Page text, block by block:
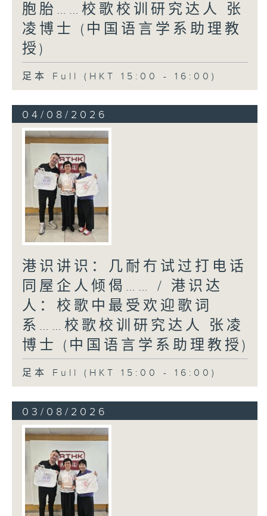
胞胎……校歌校训研究达人 张
凌博士 (中国语言学系助理教
授)
足本 Full (HKT 15:00 - 16:00)
04/08/2026
港识讲识：几耐冇试过打电话
同屋企人倾偈…… / 港识达
人：校歌中最受欢迎歌词
系……校歌校训研究达人 张凌
博士 (中国语言学系助理教授)
足本 Full (HKT 15:00 - 16:00)
03/08/2026